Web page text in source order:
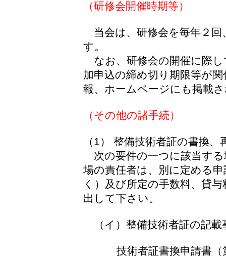
（研修会開催時期等）
当会は、研修会を毎年２回
す。
なお、研修会の開催に際し
加申込の締め切り期限等が
報、ホームページにも掲載
（その他の諸手続）
（1） 整備技術者証の書換
次の要件の一つに該当する
場の責任者は、別に定める
く）及び所定の手数料、貸
出して下さい。
（イ）整備技術者証の記載
技術者証書換申請書（